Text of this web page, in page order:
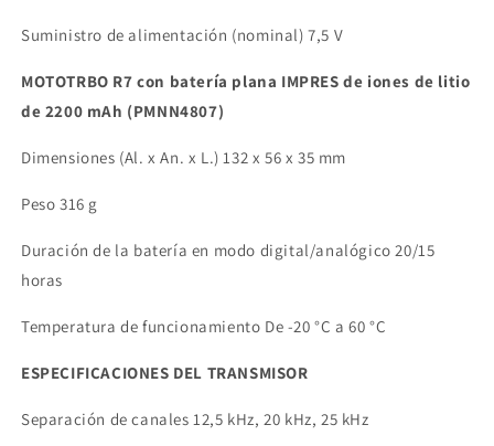
Suministro de alimentación (nominal) 7,5 V
MOTOTRBO R7 con batería plana IMPRES de iones de litio
de 2200 mAh (PMNN4807)
Dimensiones (Al. x An. x L.) 132 x 56 x 35 mm
Peso 316 g
Duración de la batería en modo digital/analógico 20/15
horas
Temperatura de funcionamiento De -20 °C a 60 °C
ESPECIFICACIONES DEL TRANSMISOR
Separación de canales 12,5 kHz, 20 kHz, 25 kHz